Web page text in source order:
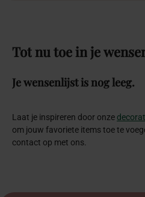
Tot nutoe inje
Je wensenlijst is nog leeg.
Laat je inspireren door onze
om jouw favoriete items toe te
contact op met ons.